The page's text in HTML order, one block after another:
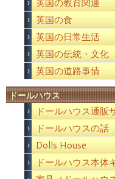
英国の教育関連
英国の食
英国の日常生活
英国の伝統・文化
英国の道路事情
ドールハウス
ドールハウス通販
ドールハウスの話
Dolls House
ドールハウス本体